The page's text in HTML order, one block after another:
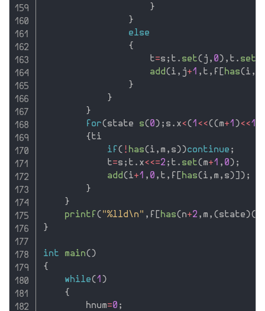
}
}
else
{
                    t
=s ; t . set( j , 0 ) , t . set
add ( i , j+1 , t , f has( i ,
}
}
}
for( state s( 0 ) ; s . x<( 1 <<( ( m+1 )<<1
{ ti
if ( ! has( i , m , s ) )continue ;
            t
=s ; t . x<<=2 ; t . set( m+1 , 0 ) ;
add ( i+1 , 0 , t , f has( i , m , s ) ) ;
}
}
printf ( "%lld\n" , f has( n+2 , m , ( state )(
}
int main( )
{
while( 1 )
{
        hnum
=0 ;